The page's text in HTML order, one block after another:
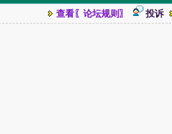
查看〖论坛规则〗 投诉